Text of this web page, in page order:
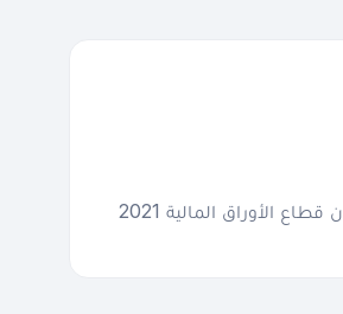
إن XM Global Limited مسجَّلة لدى هيئة الخدمات المالية (FSC) في بليز بموجب قانون قطاع الأوراق المالية 2021